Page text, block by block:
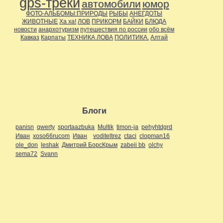
gps-треки автомобили юмор
ФОТО-АЛЬБОМЫ:ПРИРОДЫ РЫБЫ АНЕГДОТЫ
ЖИВОТНЫЕ Ха ха! ЛОВ ПРИКОРМ БАЙКИ БЛЮДА
новости анархотуризм путешествия по россии обо всём
Кавказ Карпаты ТЕХНИКА ЛОВА ПОЛИТИКА. Алтай
Блоги
panisn qwerty sportaazbuka Multik timon-ja pehyhtdgrd
Иван xoso66rucom Иван voditeltrez ctaci clopman16
ole_don leshak Дмитрий БорсКрым zabeii bb olchy
sema72 Svann